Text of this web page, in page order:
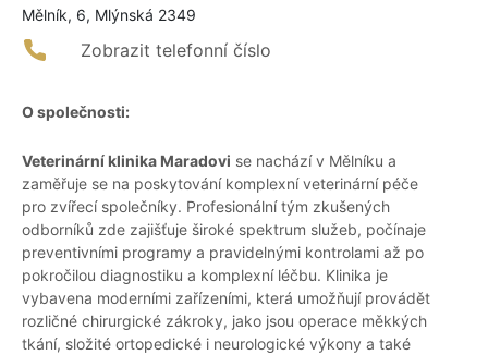
Mělník, 6, Mlýnská 2349
Zobrazit telefonní číslo
O společnosti:
Veterinární klinika Maradovi se nachází v Mělníku a
zaměřuje se na poskytování komplexní veterinární péče
pro zvířecí společníky. Profesionální tým zkušených
odborníků zde zajišťuje široké spektrum služeb, počínaje
preventivními programy a pravidelnými kontrolami až po
pokročilou diagnostiku a komplexní léčbu. Klinika je
vybavena moderními zařízeními, která umožňují provádět
rozličné chirurgické zákroky, jako jsou operace měkkých
tkání, složité ortopedické i neurologické výkony a také